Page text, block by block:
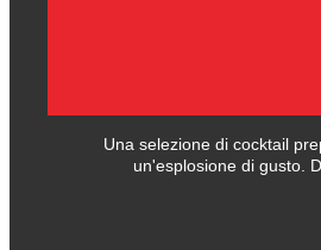
Una selezione di cocktail
un'esplosione di gusto.